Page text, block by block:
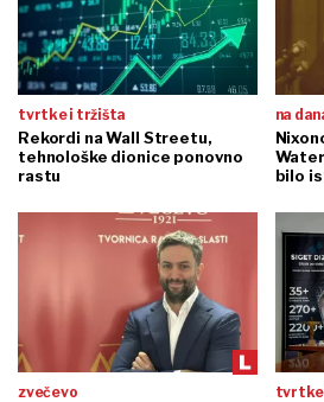
tvrtke i tržišta
Rekordi na Wall Streetu,
tehnološke dionice ponovno
rastu
na
bilo
zvečevo tvrtke